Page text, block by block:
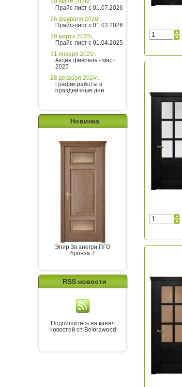
29 июня 2026г.
Прайс-лист с 01.07.2026
26 февраля 2026г.
Прайс-лист с 01.03.2026
28 марта 2025г.
Прайс-лист с 01.04.2025
31 января 2025г.
Акция февраль - март
2025
28 декабря 2024г.
График работы в
праздничные дни.
Новинка
Эпир 3в анегри ПГО
бронза 7
RSS новости
Подпишитесь на канал
новостей от Belorawood